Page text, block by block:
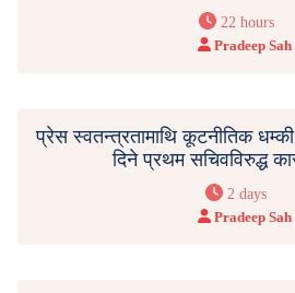
22 hours
Pradeep Sah
प्रेस स्वतन्त्रतामाथि कूटनीतिक
दिने प्रथम सचिवविरुद्ध
2 days
Pradeep Sah